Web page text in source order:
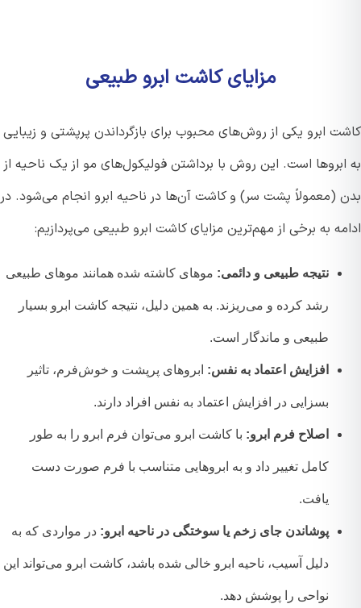
مزایای کاشت ابرو طبیعی
ابرو یکی از روش‌های محبوب برای بازگرداندن پرپشتی و زیبایی
است. این روش با برداشتن فولیکول‌های مو از یک ناحیه از
(معمولاً پشت سر) و کاشت آن‌ها در ناحیه ابرو انجام می‌شود. در
به برخی از مهم‌ترین مزایای کاشت ابرو طبیعی می‌پردازیم:
نتیجه طبیعی و دائمی:موهای کاشته شده همانند موهای طبیعی
رشد کرده و می‌ریزند. به همین دلیل، نتیجه کاشت ابرو بسیار
طبیعی و ماندگار است.
افزایش اعتماد به نفس:ابروهای پرپشت و خوش‌فرم، تاثیر
بسزایی در افزایش اعتماد به نفس افراد دارند.
اصلاح فرم ابرو:با کاشت ابرو می‌توان فرم ابرو را به طور
کامل تغییر داد و به ابروهایی متناسب با فرم صورت دست
یافت.
پوشاندن جای زخم یا سوختگی در ناحیه ابرو:در مواردی که به
دلیل آسیب، ناحیه ابرو خالی شده باشد، کاشت ابرو می‌تواند این
نواحی را پوشش دهد.